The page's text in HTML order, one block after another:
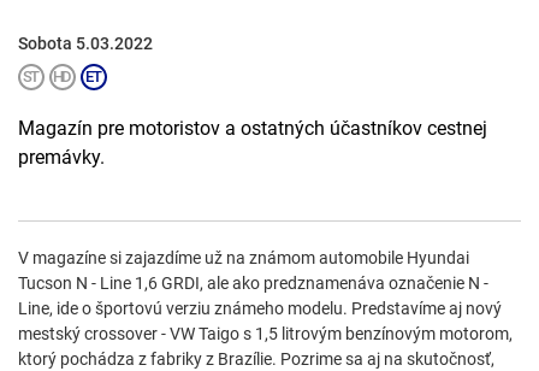
Sobota 5.03.2022
Magazín pre motoristov a ostatných účastníkov cestnej
premávky.
V magazíne si zajazdíme už na známom automobile Hyundai
Tucson N - Line 1,6 GRDI, ale ako predznamenáva označenie N -
Line, ide o športovú verziu známeho modelu. Predstavíme aj nový
mestský crossover - VW Taigo s 1,5 litrovým benzínovým motorom,
ktorý pochádza z fabriky z Brazílie. Pozrime sa aj na skutočnosť,